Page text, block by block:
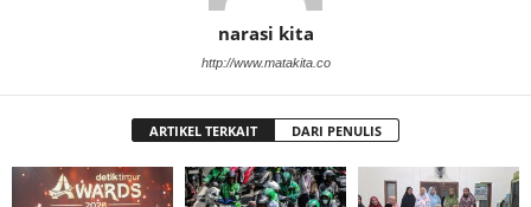
narasi kita
http://www.matakita.co
ARTIKEL TERKAIT DARI PENULIS